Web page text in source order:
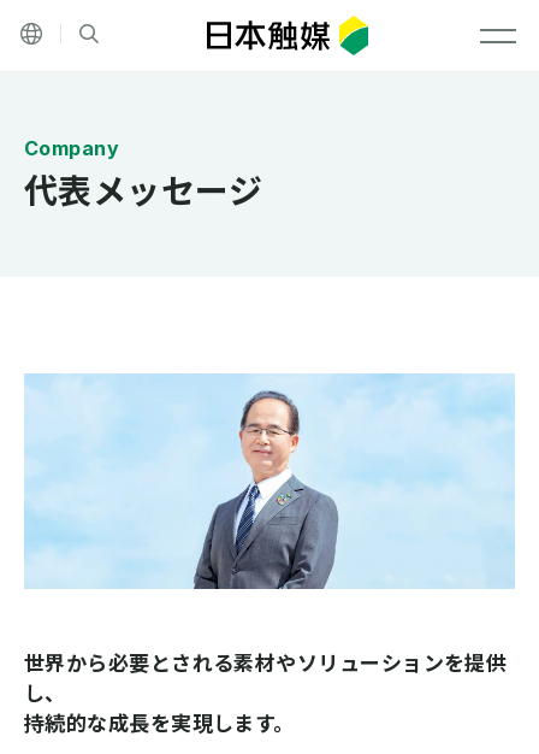
メニ
その他の言語
代表メッセージ
世界から必要とされる素材やソリューションを提供
し、
持続的な成長を実現します。